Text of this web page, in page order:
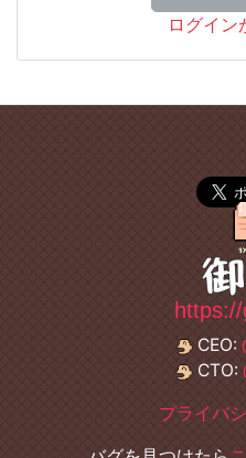
ログイン
CEO:
CTO:
プライバ